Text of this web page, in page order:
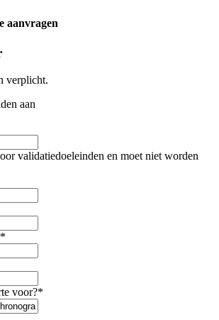
aanvragen
verplicht.
aan
validatiedoeleinden en moet niet worden
*
voor?*